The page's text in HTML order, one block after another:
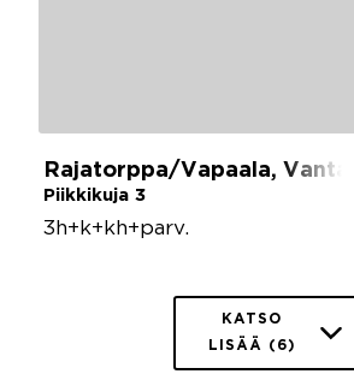
Rajatorppa/Vapaala, Vantaa
Piikkikuja 3
3h+k+kh+parv.
KATSO
LISÄÄ (6)